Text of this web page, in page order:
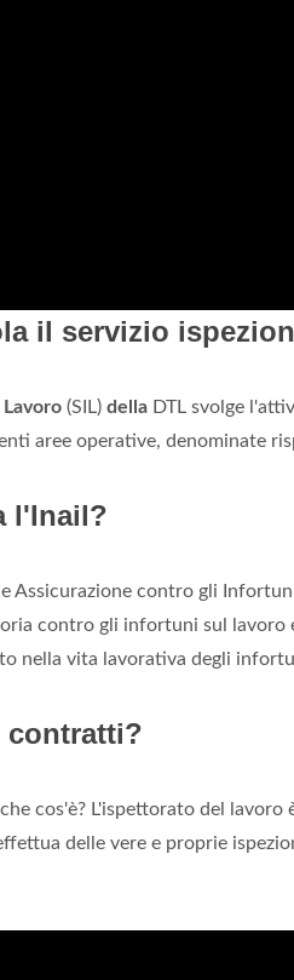
il servizio
(SIL) della DTL svolge
aree operative, denominate
l'Inail?
Assicurazione contro gli
contro gli infortuni sul
nella vita lavorativa degli
contratti?
cos'è? L'ispettorato del
delle vere e proprie